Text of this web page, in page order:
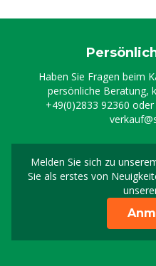
Haben Sie Fragen beim
persönliche Beratung,
+49(0)2833 92360 oder
Melden Sie sich zu
Sie als erstes von